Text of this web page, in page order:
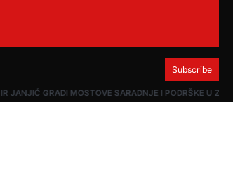
Subscribe
GRADI MOSTOVE SARADNJE I PODRŠKE U